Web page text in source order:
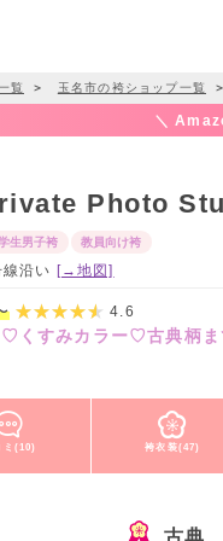
覧 ＞ 玉名市の袴ショップ一覧 ＞
＼
Photo
生男子袴 教員向け袴
沿い [→地図]
4.6
くすみカラー♡古典柄
ミ(10) 袴衣装(47)
古典